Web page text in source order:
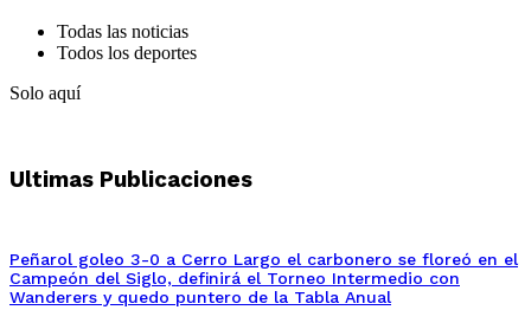
Todas las noticias
Todos los deportes
Solo aquí
Ultimas Publicaciones
Peñarol goleo 3-0 a Cerro Largo el carbonero se floreó en el
Campeón del Siglo, definirá el Torneo Intermedio con
Wanderers y quedo puntero de la Tabla Anual